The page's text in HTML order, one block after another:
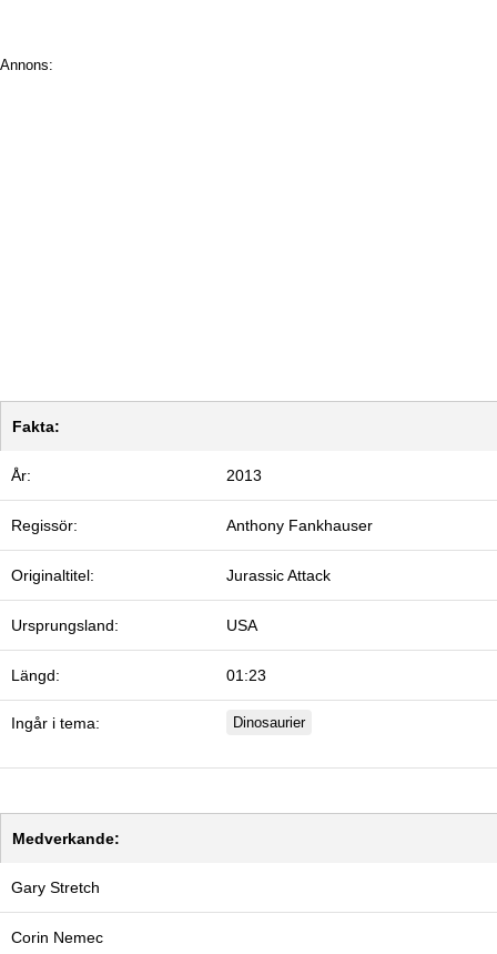
Annons:
Fakta:
År: 2013
Regissör: Anthony Fankhauser
Originaltitel: Jurassic Attack
Ursprungsland: USA
Längd: 01:23
Ingår i tema: Dinosaurier
Medverkande:
Gary Stretch
Corin Nemec